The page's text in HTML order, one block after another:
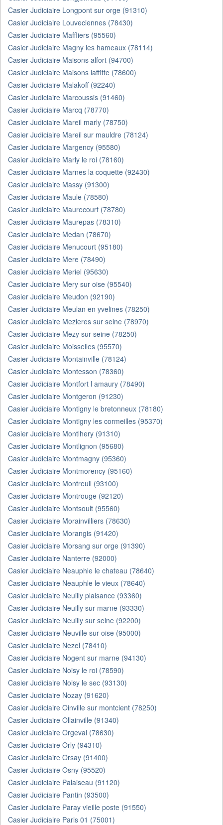
Casier Judiciaire Longpont sur orge (91310)
Casier Judiciaire Louveciennes (78430)
Casier Judiciaire Maffliers (95560)
Casier Judiciaire Magny les hameaux (78114)
Casier Judiciaire Maisons alfort (94700)
Casier Judiciaire Maisons laffitte (78600)
Casier Judiciaire Malakoff (92240)
Casier Judiciaire Marcoussis (91460)
Casier Judiciaire Marcq (78770)
Casier Judiciaire Mareil marly (78750)
Casier Judiciaire Mareil sur mauldre (78124)
Casier Judiciaire Margency (95580)
Casier Judiciaire Marly le roi (78160)
Casier Judiciaire Marnes la coquette (92430)
Casier Judiciaire Massy (91300)
Casier Judiciaire Maule (78580)
Casier Judiciaire Maurecourt (78780)
Casier Judiciaire Maurepas (78310)
Casier Judiciaire Medan (78670)
Casier Judiciaire Menucourt (95180)
Casier Judiciaire Mere (78490)
Casier Judiciaire Meriel (95630)
Casier Judiciaire Mery sur oise (95540)
Casier Judiciaire Meudon (92190)
Casier Judiciaire Meulan en yvelines (78250)
Casier Judiciaire Mezieres sur seine (78970)
Casier Judiciaire Mezy sur seine (78250)
Casier Judiciaire Moisselles (95570)
Casier Judiciaire Montainville (78124)
Casier Judiciaire Montesson (78360)
Casier Judiciaire Montfort l amaury (78490)
Casier Judiciaire Montgeron (91230)
Casier Judiciaire Montigny le bretonneux (78180)
Casier Judiciaire Montigny les cormeilles (95370)
Casier Judiciaire Montlhery (91310)
Casier Judiciaire Montlignon (95680)
Casier Judiciaire Montmagny (95360)
Casier Judiciaire Montmorency (95160)
Casier Judiciaire Montreuil (93100)
Casier Judiciaire Montrouge (92120)
Casier Judiciaire Montsoult (95560)
Casier Judiciaire Morainvilliers (78630)
Casier Judiciaire Morangis (91420)
Casier Judiciaire Morsang sur orge (91390)
Casier Judiciaire Nanterre (92000)
Casier Judiciaire Neauphle le chateau (78640)
Casier Judiciaire Neauphle le vieux (78640)
Casier Judiciaire Neuilly plaisance (93360)
Casier Judiciaire Neuilly sur marne (93330)
Casier Judiciaire Neuilly sur seine (92200)
Casier Judiciaire Neuville sur oise (95000)
Casier Judiciaire Nezel (78410)
Casier Judiciaire Nogent sur marne (94130)
Casier Judiciaire Noisy le roi (78590)
Casier Judiciaire Noisy le sec (93130)
Casier Judiciaire Nozay (91620)
Casier Judiciaire Oinville sur montcient (78250)
Casier Judiciaire Ollainville (91340)
Casier Judiciaire Orgeval (78630)
Casier Judiciaire Orly (94310)
Casier Judiciaire Orsay (91400)
Casier Judiciaire Osny (95520)
Casier Judiciaire Palaiseau (91120)
Casier Judiciaire Pantin (93500)
Casier Judiciaire Paray vieille poste (91550)
Casier Judiciaire Paris 01 (75001)